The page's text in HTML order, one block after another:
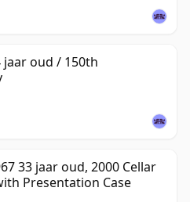
jaar oud / 150th
33 jaar oud, 2000 Cellar
Presentation Case